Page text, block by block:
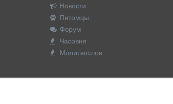
Новости
Питомцы
Форум
Часовня
Молитвослов